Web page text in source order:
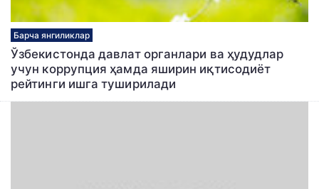
Барча янгиликлар
Ўзбекистонда давлат органлари ва ҳудудлар
учун коррупция ҳамда яширин иқтисодиёт
рейтинги ишга туширилади